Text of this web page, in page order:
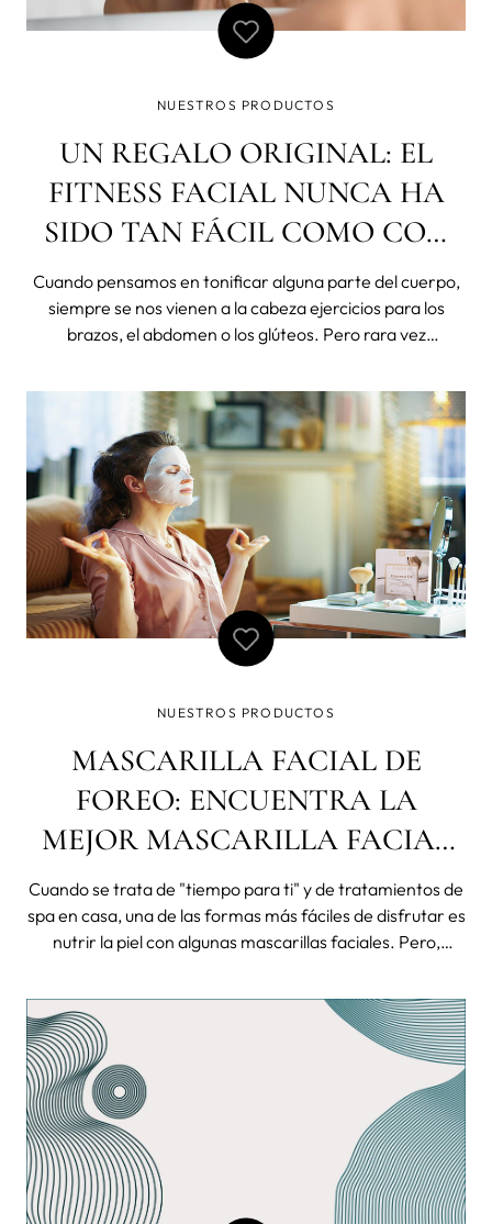
NUESTROS PRODUCTOS
UN REGALO ORIGINAL: EL
FITNESS FACIAL NUNCA HA
SIDO TAN FÁCIL COMO CON
BEAR
Cuando pensamos en tonificar alguna parte del cuerpo,
siempre se nos vienen a la cabeza ejercicios para los
brazos, el abdomen o los glúteos. Pero rara vez
que a través del fitness facial —también conocido como
gimnasia facial— podemo
NUESTROS PRODUCTOS
MASCARILLA FACIAL DE
FOREO: ENCUENTRA LA
MEJOR MASCARILLA FACIAL
ADECUADA A TUS
NECESIDADES
Cuando se trata de "tiempo para ti" y de tratamientos de
spa en casa, una de las formas más fáciles de disfrutar es
nutrir la piel con algunas mascarillas faciales. Pero,
necesidades? No existe una respuesta única a esta